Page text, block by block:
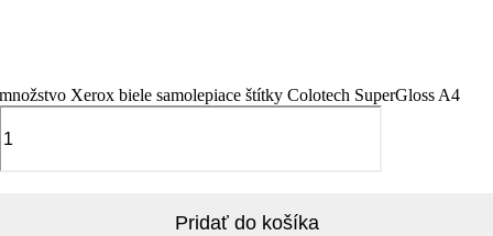
množstvo Xerox biele samolepiace štítky Colotech SuperGloss A4
Pridať do košíka